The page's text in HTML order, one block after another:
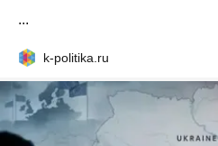
...
k-politika.ru